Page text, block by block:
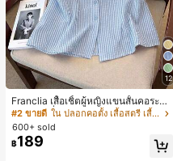
12
Franclia เสื้อเชิ้ตผู้หญิงแขนสั้นคอระบา
ยกระดุมเดี่ยวลายทาง
#2 ขายดี
ใน ปลอกคอตั้ง เสื้อสตรี เสื้อเบลาส์ & Tee
600+ sold
฿189